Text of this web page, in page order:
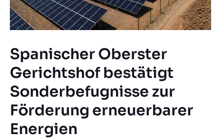
Spanischer Oberster
Gerichtshof bestätigt
Sonderbefugnisse zur
Förderung erneuerbarer
Energien